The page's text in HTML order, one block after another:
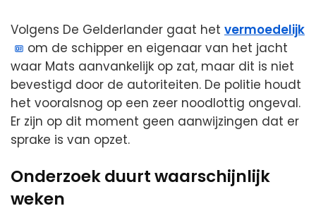
Volgens De Gelderlander gaat het vermoedelijk
om de schipper en eigenaar van het jacht
waar Mats aanvankelijk op zat, maar dit is niet
bevestigd door de autoriteiten. De politie houdt
het vooralsnog op een zeer noodlottig ongeval.
Er zijn op dit moment geen aanwijzingen dat er
sprake is van opzet.
Onderzoek duurt waarschijnlijk
weken